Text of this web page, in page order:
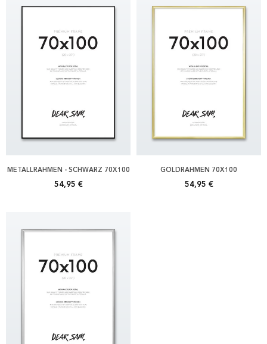
METALLRAHMEN - SCHWARZ 70X100
54,95 €
GOLDRAHMEN 70X100
54,95 €